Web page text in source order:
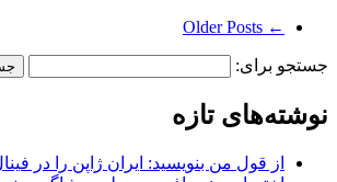
← Older Posts
جستجو برای:
نوشته‌های تازه
از قول من بنویسید: ایران ژاپن را در